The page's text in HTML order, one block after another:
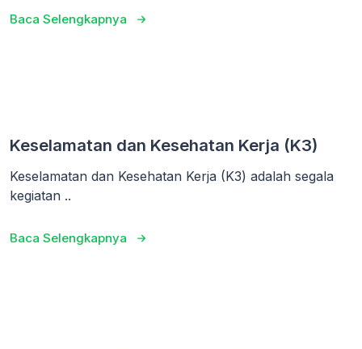
Baca Selengkapnya
Keselamatan dan Kesehatan Kerja (K3)
Keselamatan dan Kesehatan Kerja (K3) adalah segala
kegiatan ..
Baca Selengkapnya